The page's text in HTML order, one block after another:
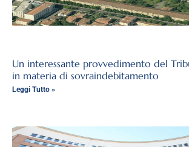
Un interessante provvedimento del
in materia di sovraindebitamento
Leggi Tutto »